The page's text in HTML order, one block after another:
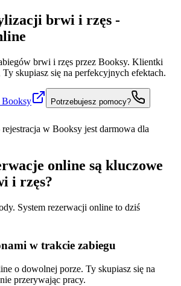
brwi i rzęs -
brwi i rzęs przez Booksy. Klientki
skupiasz się na perfekcyjnych efektach.
Booksy Potrzebujesz pomocy?
w Booksy jest darmowa dla
online są kluczowe
i rzęs?
System rezerwacji online to dziś
w trakcie zabiegu
o dowolnej porze. Ty skupiasz się na
przerywając pracy.